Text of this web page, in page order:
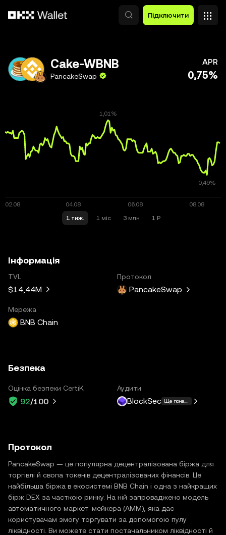
Підключити
Cake-WBNB
PancakeSwap
APR
0,75%
1 тиж. 1 міс 3 млн 1 Р
Інформація
TVL
$14,44M
Протокол
PancakeSwap
Мережа
BNB Chain
Безпека
Оцінка безпеки CertiK
92/100
Аудити
BlockSec Ще понад 17
Протокол
PancakeSwap — це популярна децентралізована біржа для
торгівлі й свопа токенів децентралізованих фінансів. Це
найбільша біржа в екосистемі BNB Chain і одна з найкращих
бірж DEX за часткою ринку. На ній запроваджено модель
автоматичного маркет-мейкера (AMM), яка дає
користувачам змогу торгувати за допомогою пулу
ліквідності. Ви можете стати постачальником ліквідності й